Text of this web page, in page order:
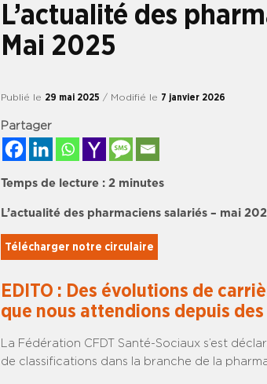
L’actualité des
Mai 2025
Publié le 29 mai 2025 / Modifié le 7 janvier 2026
Partager
Temps de lecture : 2 minutes
L’actualité des pharmaciens salariés – mai
Télécharger notre circulaire
EDITO : Des évolutions de
que nous attendions depuis
La Fédération CFDT Santé-Sociaux s’est
de classifications dans la branche de la